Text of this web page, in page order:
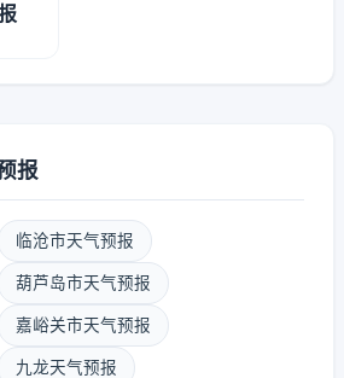
报
临沧市天气预报
葫芦岛市天气预报
嘉峪关市天气预报
九龙天气预报